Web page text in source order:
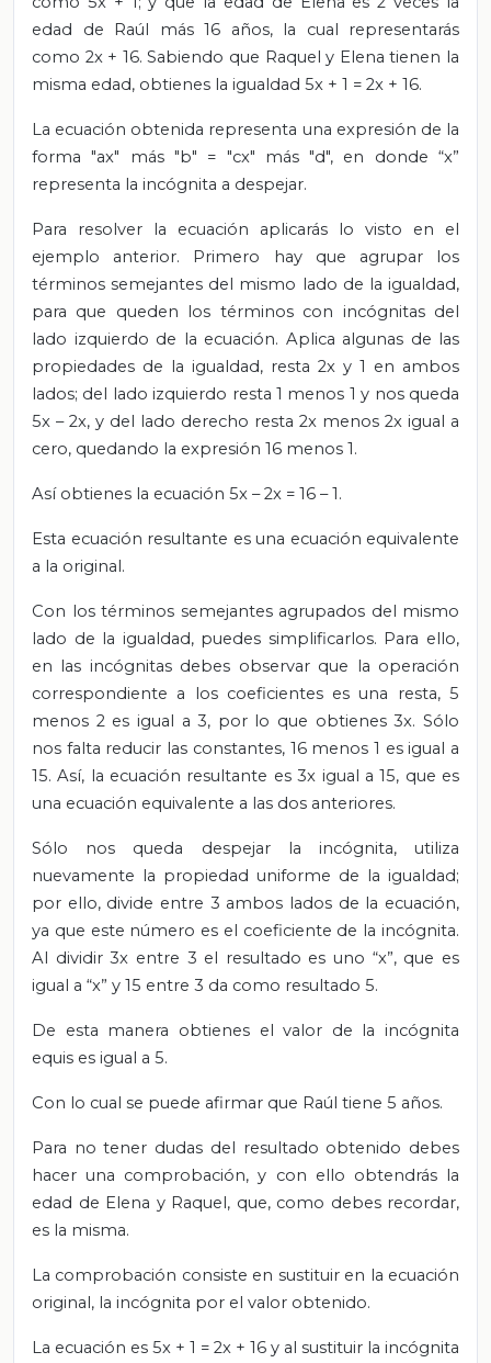
edad de Raúl más 16 años, la cual representarás
como 2x + 16. Sabiendo que Raquel y Elena tienen la
misma edad, obtienes la igualdad 5x + 1 = 2x + 16.
La ecuación obtenida representa una expresión de la
forma "ax" más "b" = "cx" más "d", en donde “x”
representa la incógnita a despejar.
Para resolver la ecuación aplicarás lo visto en el
ejemplo anterior. Primero hay que agrupar los
términos semejantes del mismo lado de la igualdad,
para que queden los términos con incógnitas del
lado izquierdo de la ecuación. Aplica algunas de las
propiedades de la igualdad, resta 2x y 1 en ambos
lados; del lado izquierdo resta 1 menos 1 y nos queda
5x – 2x, y del lado derecho resta 2x menos 2x igual a
cero, quedando la expresión 16 menos 1.
Así obtienes la ecuación 5x – 2x = 16 – 1.
Esta ecuación resultante es una ecuación equivalente
a la original.
Con los términos semejantes agrupados del mismo
lado de la igualdad, puedes simplificarlos. Para ello,
en las incógnitas debes observar que la operación
correspondiente a los coeficientes es una resta, 5
menos 2 es igual a 3, por lo que obtienes 3x. Sólo
nos falta reducir las constantes, 16 menos 1 es igual a
15. Así, la ecuación resultante es 3x igual a 15, que es
una ecuación equivalente a las dos anteriores.
Sólo nos queda despejar la incógnita, utiliza
nuevamente la propiedad uniforme de la igualdad;
por ello, divide entre 3 ambos lados de la ecuación,
ya que este número es el coeficiente de la incógnita.
Al dividir 3x entre 3 el resultado es uno “x”, que es
igual a “x” y 15 entre 3 da como resultado 5.
De esta manera obtienes el valor de la incógnita
equis es igual a 5.
Con lo cual se puede afirmar que Raúl tiene 5 años.
Para no tener dudas del resultado obtenido debes
hacer una comprobación, y con ello obtendrás la
edad de Elena y Raquel, que, como debes recordar,
es la misma.
La comprobación consiste en sustituir en la ecuación
original, la incógnita por el valor obtenido.
La ecuación es 5x + 1 = 2x + 16 y al sustituir la incógnita